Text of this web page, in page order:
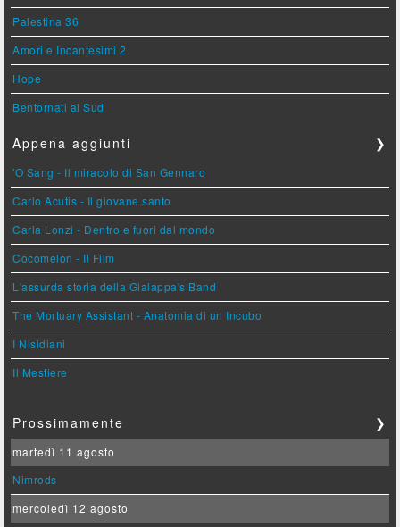
Palestina 36
Amori e Incantesimi 2
Hope
Bentornati al Sud
Appena aggiunti ❯
'O Sang - Il miracolo di San Gennaro
Carlo Acutis - Il giovane santo
Carla Lonzi - Dentro e fuori dal mondo
Cocomelon - Il Film
L'assurda storia della Gialappa's Band
The Mortuary Assistant - Anatomia di un Incubo
I Nisidiani
Il Mestiere
Prossimamente ❯
martedì 11 agosto
Nimrods
mercoledì 12 agosto